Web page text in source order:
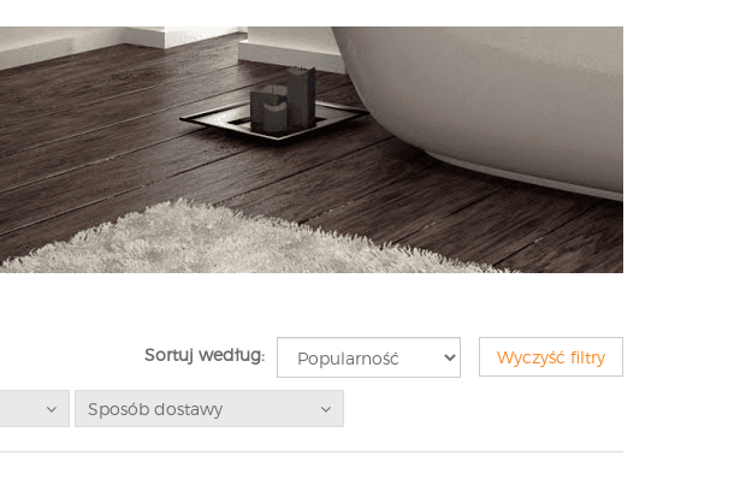
Wyczyść filtry
Sortuj według:
Sposób dostawy